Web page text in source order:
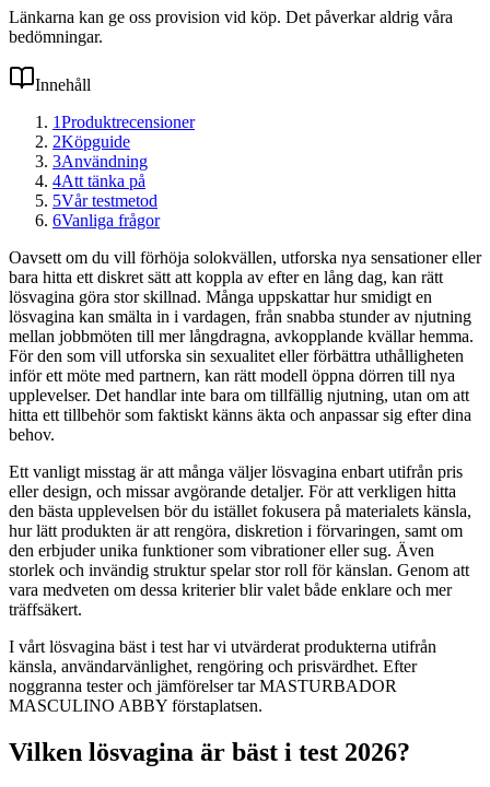
Länkarna kan ge oss provision vid köp. Det påverkar aldrig våra
bedömningar.
Innehåll
1Produktrecensioner
2Köpguide
3Användning
4Att tänka på
5Vår testmetod
6Vanliga frågor
Oavsett om du vill förhöja solokvällen, utforska nya sensationer eller
bara hitta ett diskret sätt att koppla av efter en lång dag, kan rätt
lösvagina göra stor skillnad. Många uppskattar hur smidigt en
lösvagina kan smälta in i vardagen, från snabba stunder av njutning
mellan jobbmöten till mer långdragna, avkopplande kvällar hemma.
För den som vill utforska sin sexualitet eller förbättra uthålligheten
inför ett möte med partnern, kan rätt modell öppna dörren till nya
upplevelser. Det handlar inte bara om tillfällig njutning, utan om att
hitta ett tillbehör som faktiskt känns äkta och anpassar sig efter dina
behov.
Ett vanligt misstag är att många väljer lösvagina enbart utifrån pris
eller design, och missar avgörande detaljer. För att verkligen hitta
den bästa upplevelsen bör du istället fokusera på materialets känsla,
hur lätt produkten är att rengöra, diskretion i förvaringen, samt om
den erbjuder unika funktioner som vibrationer eller sug. Även
storlek och invändig struktur spelar stor roll för känslan. Genom att
vara medveten om dessa kriterier blir valet både enklare och mer
träffsäkert.
I vårt lösvagina bäst i test har vi utvärderat produkterna utifrån
känsla, användarvänlighet, rengöring och prisvärdhet. Efter
noggranna tester och jämförelser tar MASTURBADOR
MASCULINO ABBY förstaplatsen.
Vilken lösvagina är bäst i test 2026?